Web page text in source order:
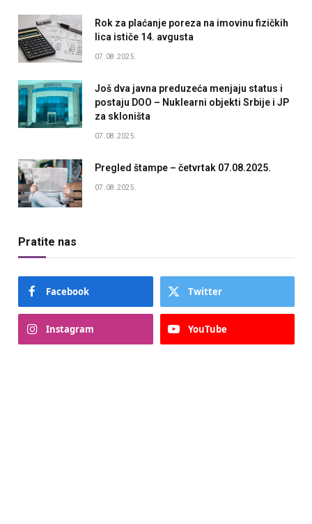
Rok za plaćanje poreza na imovinu fizičkih
lica ističe 14. avgusta
07.08.2025.
Još dva javna preduzeća menjaju status i
postaju DOO – Nuklearni objekti Srbije i JP
za skloništa
07.08.2025.
Pregled štampe – četvrtak 07.08.2025.
07.08.2025.
Pratite nas
Facebook Twitter
Instagram YouTube